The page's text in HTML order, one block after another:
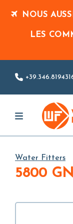
NOUS
LES
Water Fitters
5800